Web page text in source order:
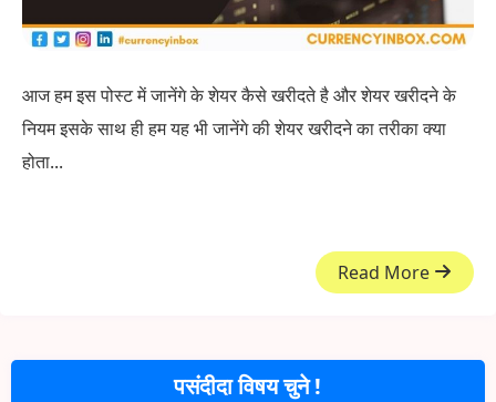
आज हम इस पोस्ट में जानेंगे के शेयर कैसे खरीदते है और शेयर खरीदने के
नियम इसके साथ ही हम यह भी जानेंगे की शेयर खरीदने का तरीका क्या
होता...
Read More
पसंदीदा विषय चुने !